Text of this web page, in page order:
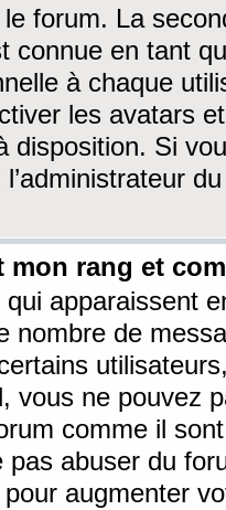
forum. La
connue en tant
à chaque
les avatars
disposition. Si
l’administrateur
mon rang et
apparaissent
nombre de
vous ne pouvez
comme il
pas abuser du
augmenter